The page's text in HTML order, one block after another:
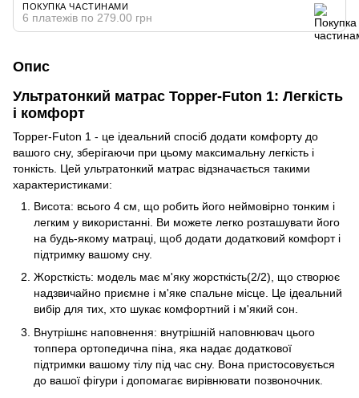
ПОКУПКА ЧАСТИНАМИ
6 платежів по 279.00 грн
Опис
Ультратонкий матрас Topper-Futon 1: Легкість
і комфорт
Topper-Futon 1 - це ідеальний спосіб додати комфорту до
вашого сну, зберігаючи при цьому максимальну легкість і
тонкість. Цей ультратонкий матрас відзначається такими
характеристиками:
Висота: всього 4 см, що робить його неймовірно тонким і
легким у використанні. Ви можете легко розташувати його
на будь-якому матраці, щоб додати додатковий комфорт і
підтримку вашому сну.
Жорсткість: модель має м'яку жорсткість(2/2), що створює
надзвичайно приємне і м'яке спальне місце. Це ідеальний
вибір для тих, хто шукає комфортний і м'який сон.
Внутрішнє наповнення: внутрішній наповнювач цього
топпера ортопедична піна, яка надає додаткової
підтримки вашому тілу під час сну. Вона пристосовується
до вашої фігури і допомагає вирівнювати позвоночник.